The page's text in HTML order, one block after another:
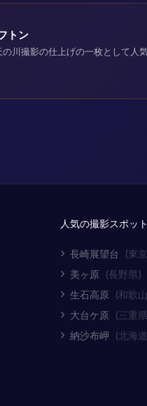
トン
川撮影の仕上げの一枚として人気
人気の撮影スポット
長崎展望台
(東
美ヶ原 (長野県)
生石高原 (和歌
大台ケ原 (三重
納沙布岬
(北海